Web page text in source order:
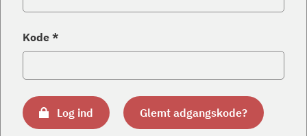
Kode *
Log ind Glemt adgangskode?